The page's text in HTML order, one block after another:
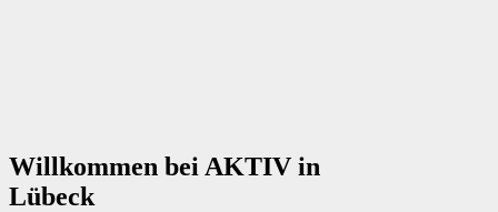
Willkommen bei AKTIV in
Lübeck